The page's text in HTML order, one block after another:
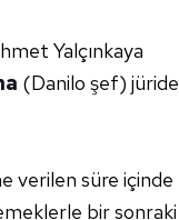
Yalçınkaya
(Danilo şef) jüride
verilen süre içinde
bir sonraki